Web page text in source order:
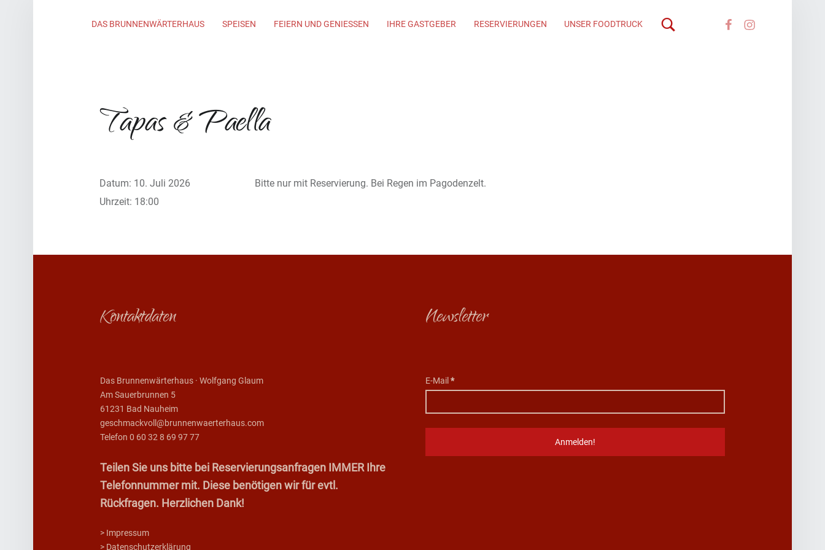
DAS BRUNNENWÄRTERHAUS SPEISEN FEIERN UND GENIESSEN IHRE GASTGEBER RESERVIERUNGEN UNSER FOODTRUCK
Tapas & Paella
Datum: 10. Juli 2026
Uhrzeit: 18:00
Bitte nur mit Reservierung. Bei Regen im Pagodenzelt.
Footer sidebar
Kontaktdaten
Das Brunnenwärterhaus · Wolfgang Glaum
Am Sauerbrunnen 5
61231 Bad Nauheim
geschmackvoll@brunnenwaerterhaus.com
Telefon 0 60 32 8 69 97 77
Teilen Sie uns bitte bei Reservierungsanfragen IMMER Ihre
Telefonnummer mit. Diese benötigen wir für evtl.
Rückfragen. Herzlichen Dank!
> Impressum
> Datenschutzerklärung
Newsletter
E-Mail*